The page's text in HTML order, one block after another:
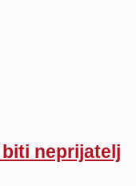
neprijatelj